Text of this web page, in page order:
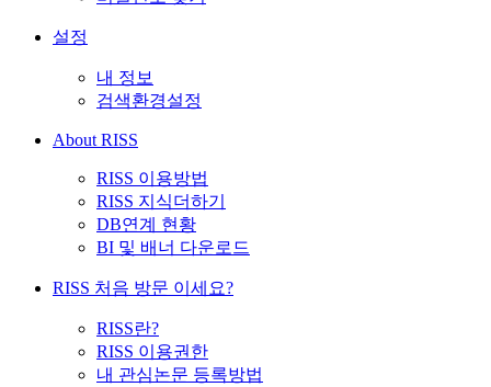
설정
내 정보
검색환경설정
About RISS
RISS 이용방법
RISS 지식더하기
DB연계 현황
BI 및 배너 다운로드
RISS 처음 방문 이세요?
RISS란?
RISS 이용권한
내 관심논문 등록방법